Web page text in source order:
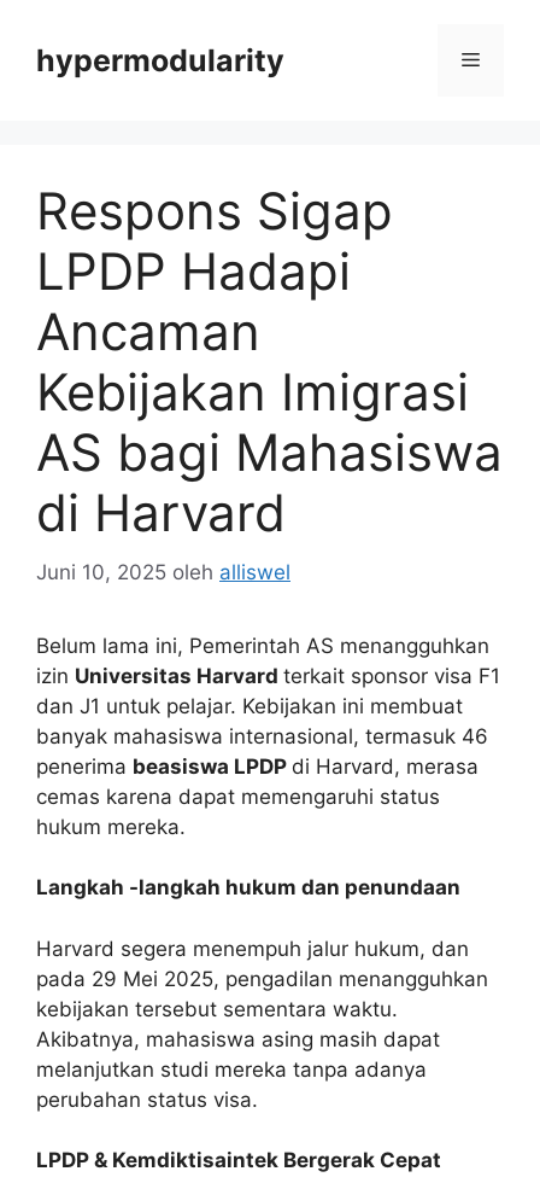
hypermodularity Menu
Respons Sigap
LPDP Hadapi
Ancaman
Kebijakan Imigrasi
AS bagi Mahasiswa
di Harvard
Juni 10, 2025 oleh alliswel
Belum lama ini, Pemerintah AS menangguhkan
izin Universitas Harvard terkait sponsor visa F1
dan J1 untuk pelajar. Kebijakan ini membuat
banyak mahasiswa internasional, termasuk 46
penerima beasiswa LPDP di Harvard, merasa
cemas karena dapat memengaruhi status
hukum mereka.
Langkah -langkah hukum dan penundaan
Harvard segera menempuh jalur hukum, dan
pada 29 Mei 2025, pengadilan menangguhkan
kebijakan tersebut sementara waktu.
Akibatnya, mahasiswa asing masih dapat
melanjutkan studi mereka tanpa adanya
perubahan status visa.
LPDP & Kemdiktisaintek Bergerak Cepat